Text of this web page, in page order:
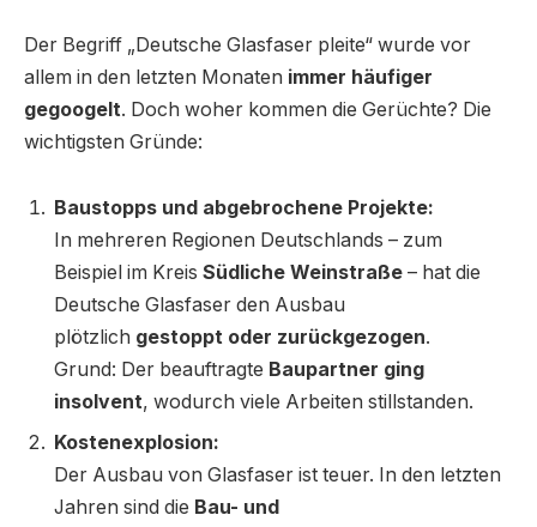
Der Begriff „Deutsche Glasfaser pleite“ wurde vor
allem in den letzten Monaten immer häufiger
gegoogelt. Doch woher kommen die Gerüchte? Die
wichtigsten Gründe:
Baustopps und abgebrochene Projekte:
In mehreren Regionen Deutschlands – zum
Beispiel im Kreis Südliche Weinstraße – hat die
Deutsche Glasfaser den Ausbau
plötzlich gestoppt oder zurückgezogen.
Grund: Der beauftragte Baupartner ging
insolvent, wodurch viele Arbeiten stillstanden.
Kostenexplosion:
Der Ausbau von Glasfaser ist teuer. In den letzten
Jahren sind die Bau- und